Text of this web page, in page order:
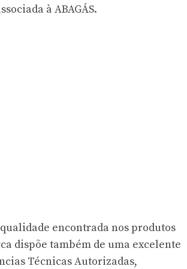
à ABAGÁS.
encontrada nos produtos
dispõe também de uma excelente
Técnicas Autorizadas,